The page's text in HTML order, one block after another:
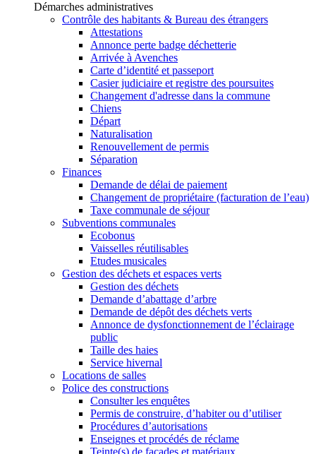
Démarches administratives
Contrôle des habitants & Bureau des étrangers
Attestations
Annonce perte badge déchetterie
Arrivée à Avenches
Carte d’identité et passeport
Casier judiciaire et registre des poursuites
Changement d'adresse dans la commune
Chiens
Départ
Naturalisation
Renouvellement de permis
Séparation
Finances
Demande de délai de paiement
Changement de propriétaire (facturation de l’eau)
Taxe communale de séjour
Subventions communales
Ecobonus
Vaisselles réutilisables
Etudes musicales
Gestion des déchets et espaces verts
Gestion des déchets
Demande d’abattage d’arbre
Demande de dépôt des déchets verts
Annonce de dysfonctionnement de l’éclairage
public
Taille des haies
Service hivernal
Locations de salles
Police des constructions
Consulter les enquêtes
Permis de construire, d’habiter ou d’utiliser
Procédures d’autorisations
Enseignes et procédés de réclame
Teinte(s) de façades et matériaux